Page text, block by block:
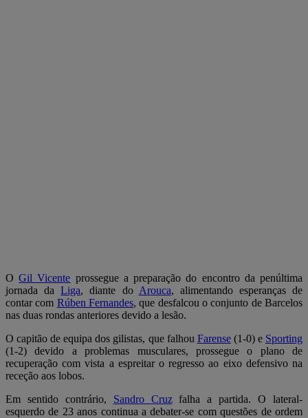
OGil Vicente prossegue a preparação do encontro da penúltima
jornada daLiga, diante do Arouca, alimentando esperanças de
contar com Rúben Fernandes, que desfalcou o conjunto de Barcelos
nas duas rondas anteriores devido a lesão.
O capitão de equipa dos gilistas, que falhou Farense(1-0) e Sporting
(1-2) devido a problemas musculares, prossegue o plano de
recuperação com vista a espreitar o regresso ao eixo defensivo na
receção aos lobos.
Em sentido contrário, Sandro Cruzfalha a partida. O lateral-
esquerdo de 23 anos continua a debater-se com questões de ordem